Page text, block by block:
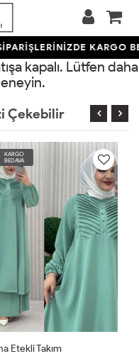
KARGO
kapalı. Lütfen daha
Çekebilir
KARGO
BEDAVA
Etekli Takım